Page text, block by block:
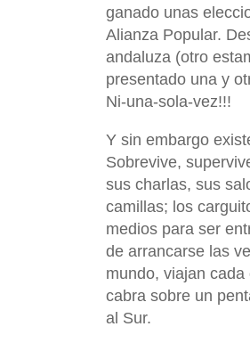
ganado unas
Alianza Popular.
andaluza (otro
presentado una y
Ni-una-sola-vez!!!
Y sin embargo
Sobrevive,
sus charlas, sus
camillas; los
medios para ser
de arrancarse las
mundo, viajan
cabra sobre un
al Sur.